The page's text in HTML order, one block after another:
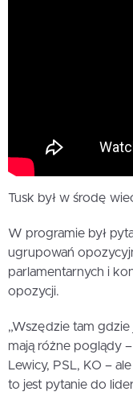
Tusk był w środę
W programie był
ugrupowań
parlamentarnych i
opozycji.
„Wszędzie tam
mają różne poglądy
Lewicy, PSL, KO –
to jest pytanie do